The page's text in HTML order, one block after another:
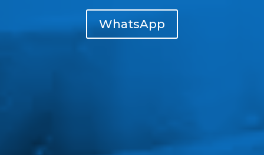
WhatsApp